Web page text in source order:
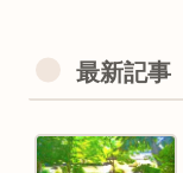
最新記事